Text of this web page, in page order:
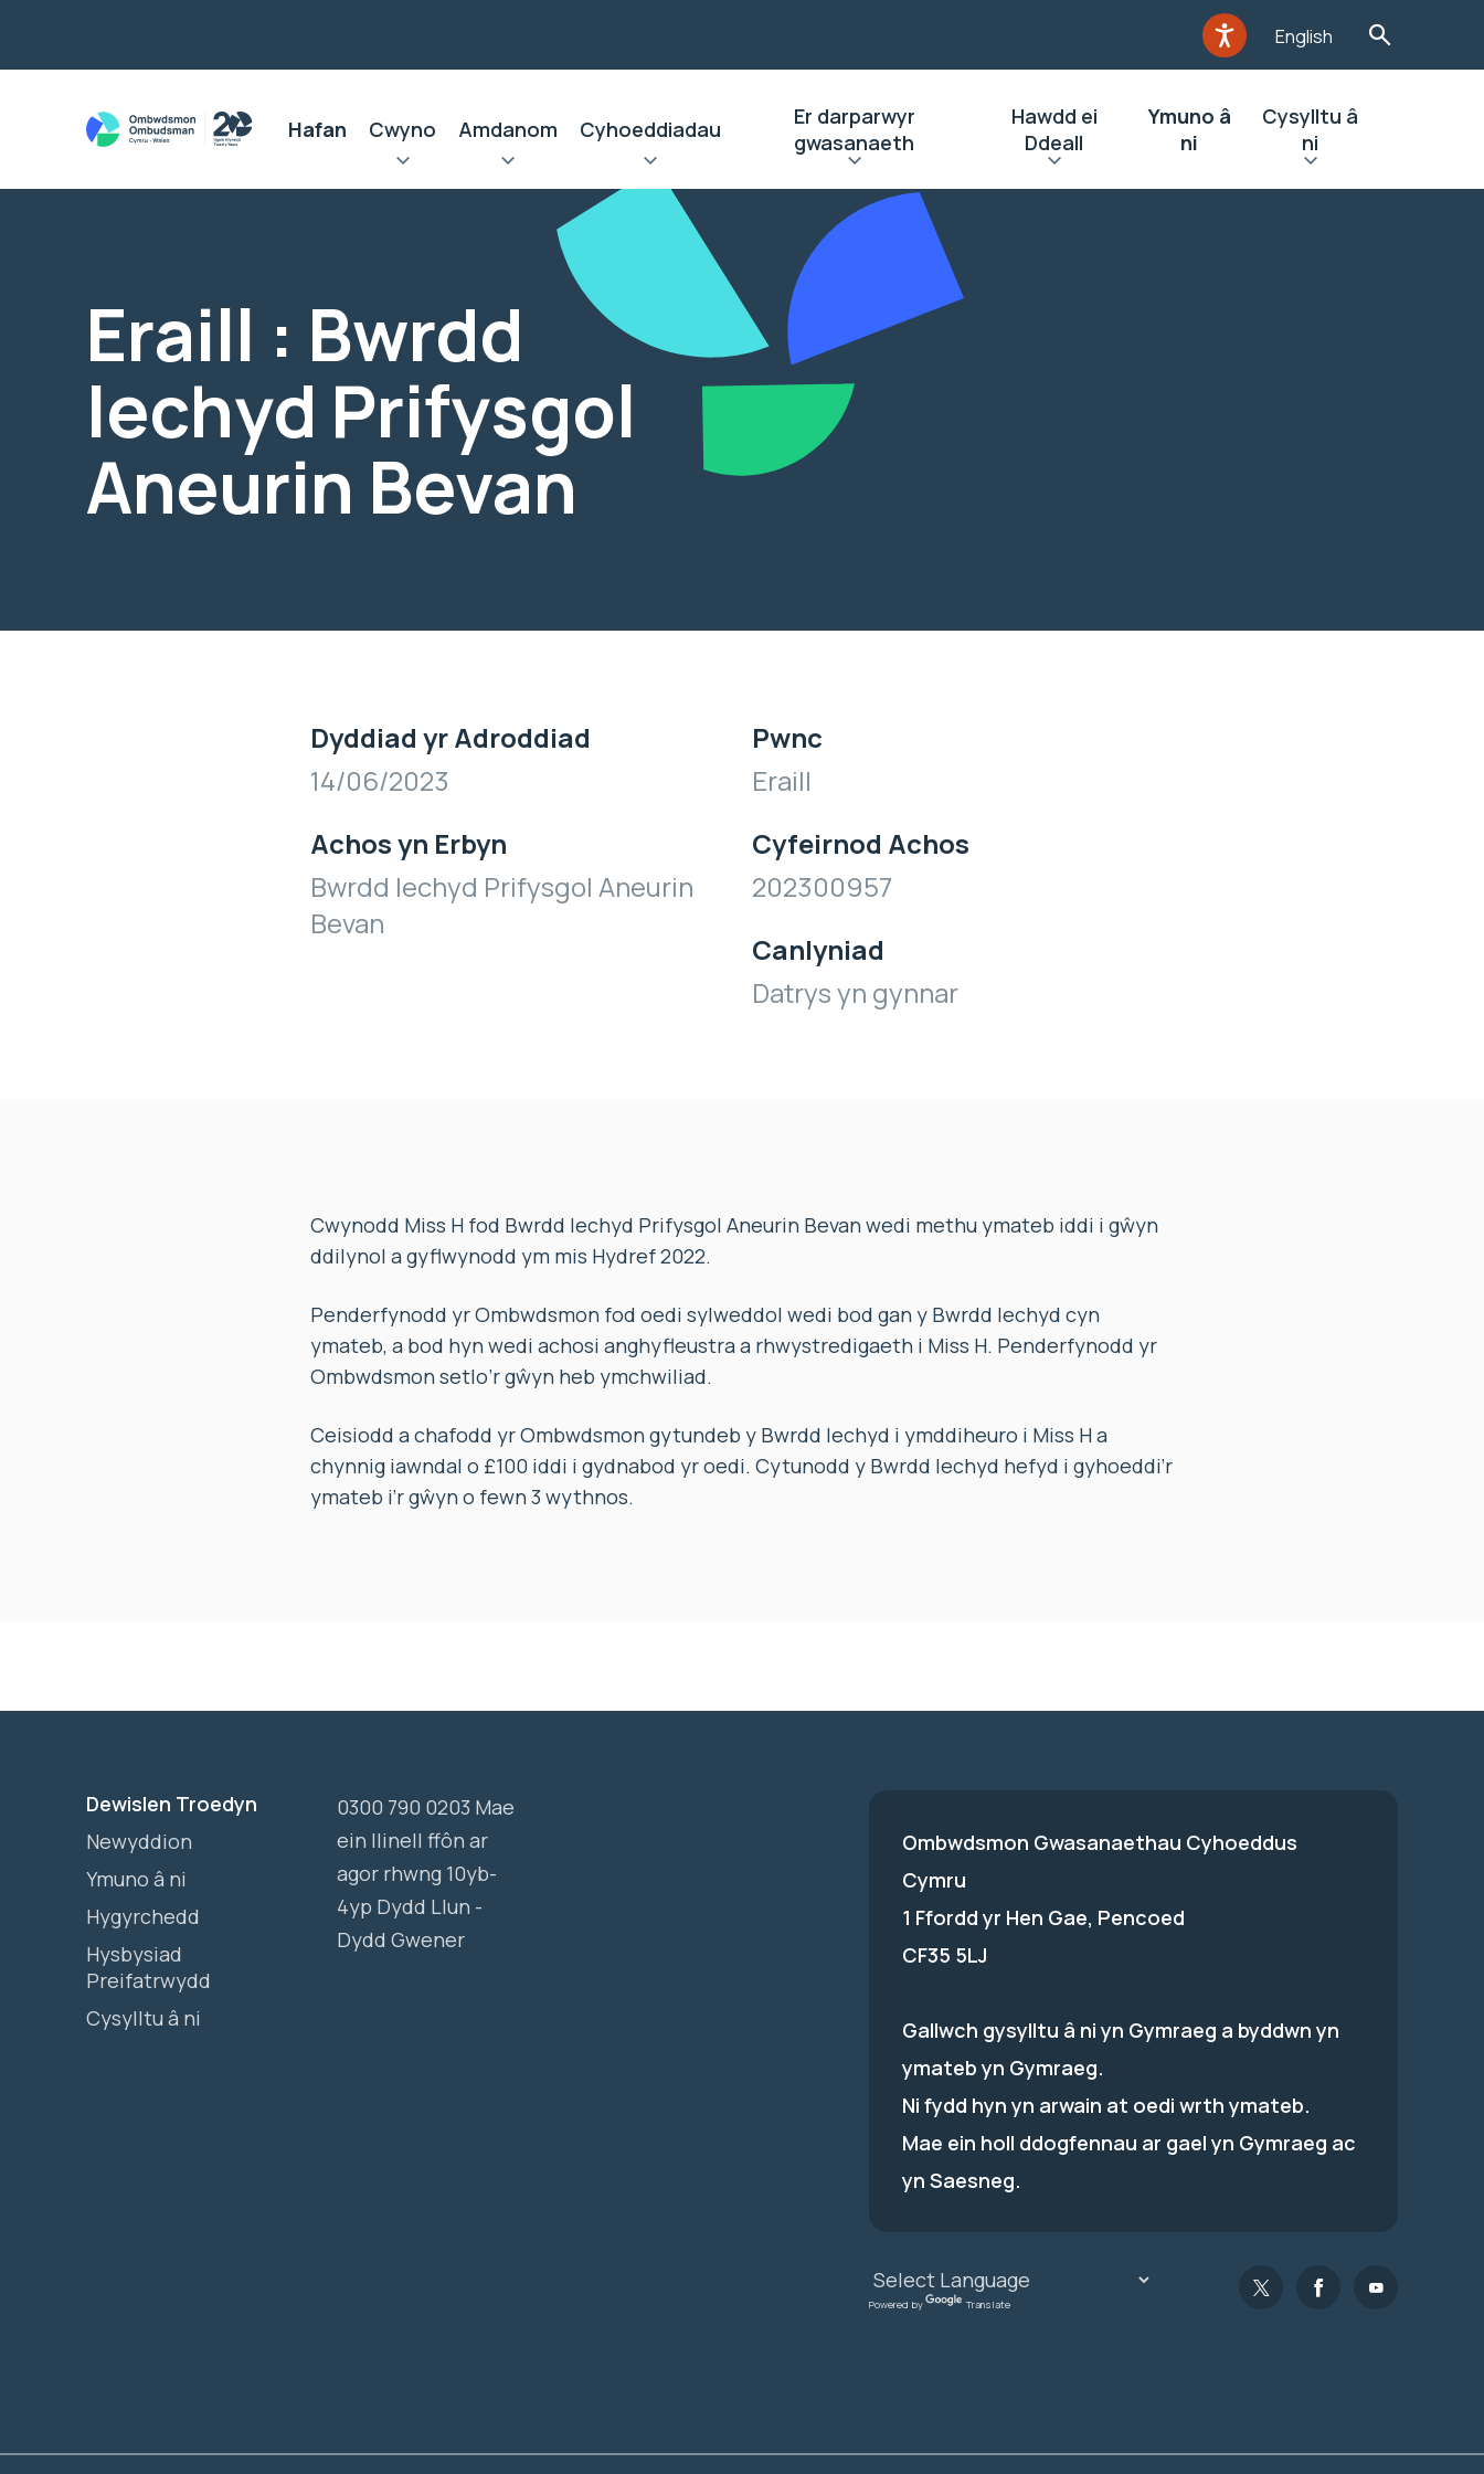
English
Hafan Cwyno Amdanom Cyhoeddiadau
Er darparwyr
gwasanaeth
Hawdd ei
Ddeall
Ymuno â
ni
Cysylltu â
ni
Eraill : Bwrdd
Iechyd Prifysgol
Aneurin Bevan
Dyddiad yr Adroddiad
14/06/2023
Achos yn Erbyn
Bwrdd Iechyd Prifysgol Aneurin
Bevan
Pwnc
Eraill
Cyfeirnod Achos
202300957
Canlyniad
Datrys yn gynnar
Cwynodd Miss H fod Bwrdd Iechyd Prifysgol Aneurin Bevan wedi methu ymateb iddi i gŵyn
ddilynol a gyflwynodd ym mis Hydref 2022.
Penderfynodd yr Ombwdsmon fod oedi sylweddol wedi bod gan y Bwrdd Iechyd cyn
ymateb, a bod hyn wedi achosi anghyfleustra a rhwystredigaeth i Miss H. Penderfynodd yr
Ombwdsmon setlo’r gŵyn heb ymchwiliad.
Ceisiodd a chafodd yr Ombwdsmon gytundeb y Bwrdd Iechyd i ymddiheuro i Miss H a
chynnig iawndal o £100 iddi i gydnabod yr oedi. Cytunodd y Bwrdd Iechyd hefyd i gyhoeddi’r
ymateb i’r gŵyn o fewn 3 wythnos.
Dewislen Troedyn
Newyddion
Ymuno â ni
Hygyrchedd
Hysbysiad
Preifatrwydd
Cysylltu â ni
0300 790 0203 Mae
ein llinell ffôn ar
agor rhwng 10yb-
4yp Dydd Llun -
Dydd Gwener
Ombwdsmon Gwasanaethau Cyhoeddus
Cymru
1 Ffordd yr Hen Gae, Pencoed
CF35 5LJ
Gallwch gysylltu â ni yn Gymraeg a byddwn yn
ymateb yn Gymraeg.
Ni fydd hyn yn arwain at oedi wrth ymateb.
Mae ein holl ddogfennau ar gael yn Gymraeg ac
yn Saesneg.
Powered by Translate